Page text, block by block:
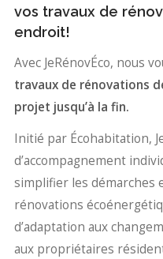
vos travaux de
endroit!
Avec JeRénovÉco, nous
travaux de rénovations
projet jusqu’à la fin.
Initié par Écohabitation,
d’accompagnement
simplifier les démarches
rénovations
d’adaptation aux
aux propriétaires